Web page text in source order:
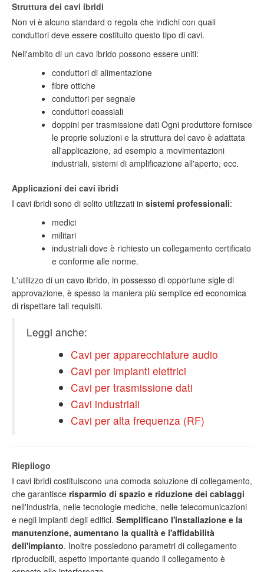
Struttura dei cavi ibridi
Non vi è alcuno standard o regola che indichi con quali
conduttori deve essere costituito questo tipo di cavi.
Nell'ambito di un cavo ibrido possono essere uniti:
conduttori di alimentazione
fibre ottiche
conduttori per segnale
conduttori coassiali
doppini per trasmissione dati Ogni produttore fornisce
le proprie soluzioni e la struttura del cavo è adattata
all'applicazione, ad esempio a movimentazioni
industriali, sistemi di amplificazione all'aperto, ecc.
Applicazioni dei cavi ibridi
I cavi ibridi sono di solito utilizzati in sistemi professionali:
medici
militari
industriali dove è richiesto un collegamento certificato
e conforme alle norme.
L'utilizzo di un cavo ibrido, in possesso di opportune sigle di
approvazione, è spesso la maniera più semplice ed economica
di rispettare tali requisiti.
Leggi anche:
Cavi per apparecchiature audio
Cavi per impianti elettrici
Cavi per trasmissione dati
Cavi industriali
Cavi per alta frequenza (RF)
Riepilogo
I cavi ibridi costituiscono una comoda soluzione di collegamento,
che garantisce risparmio di spazio e riduzione dei cablaggi
nell'industria, nelle tecnologie mediche, nelle telecomunicazioni
e negli impianti degli edifici. Semplificano l'installazione e la
manutenzione, aumentano la qualità e l'affidabilità
dell'impianto. Inoltre possiedono parametri di collegamento
riproducibili, aspetto importante quando il collegamento è